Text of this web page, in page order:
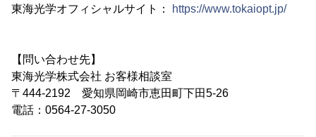
東海光学オフィシャルサイト： https://www.tokaiopt.jp/
【問い合わせ先】
東海光学株式会社 お客様相談室
〒444-2192 愛知県岡崎市恵田町下田5-26
電話：0564-27-3050